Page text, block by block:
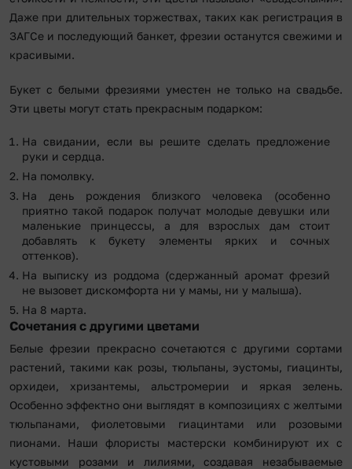
Даже при длительных торжествах, таких как регистрация в
ЗАГСе и последующий банкет, фрезии останутся свежими и
красивыми.
Букет с белыми фрезиями уместен не только на свадьбе.
Эти цветы могут стать прекрасным подарком:
На свидании, если вы решите сделать предложение
руки и сердца.
На помолвку.
На день рождения близкого человека (особенно
приятно такой подарок получат молодые девушки или
маленькие принцессы, а для взрослых дам стоит
добавлять к букету элементы ярких и сочных
оттенков).
На выписку из роддома (сдержанный аромат фрезий
не вызовет дискомфорта ни у мамы, ни у малыша).
На 8 марта.
Сочетания с другими цветами
Белые фрезии прекрасно сочетаются с другими сортами
растений, такими как розы, тюльпаны, эустомы, гиацинты,
орхидеи, хризантемы, альстромерии и яркая зелень.
Особенно эффектно они выглядят в композициях с желтыми
тюльпанами, фиолетовыми гиацинтами или розовыми
пионами. Наши флористы мастерски комбинируют их с
кустовыми розами и лилиями, создавая незабываемые